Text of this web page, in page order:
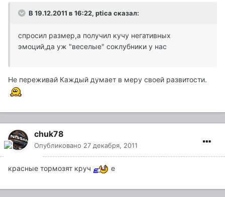
В 19.12.2011 в 16:22, ptica сказал:
спросил размер,а получил кучу негативных
эмоций,да уж "веселые" соклубники у нас
Не переживай Каждый думает в меру своей развитости.
chuk78
Опубликовано 27 декабря, 2011
красные тормозят круч е